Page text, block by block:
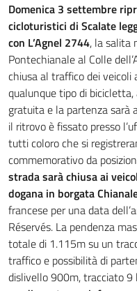
Domenica 3 settembre
cicloturistici di Scalate
con L’Agnel 2744, la salita
Pontechianale al Colle
chiusa al traffico dei veicoli
qualunque tipo di
gratuita e la partenza sarà
il ritrovo è fissato presso
tutti coloro che si
commemorativo da
strada sarà chiusa ai
dogana in borgata
francese per una data
Réservés. La pendenza
totale di 1.115m su un
traffico e possibilità di
dislivello 900m, tracciato 9